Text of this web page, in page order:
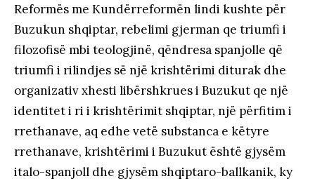
Reformës me Kundërreformën lindi kushte për
Buzukun shqiptar, rebelimi gjerman qe triumfi i
filozofisë mbi teologjinë, qëndresa spanjolle që
triumfi i rilindjes së një krishtërimi diturak dhe
organizativ xhesti libërshkrues i Buzukut qe një
identitet i ri i krishtërimit shqiptar, një përfitim i
rrethanave, aq edhe vetë substanca e këtyre
rrethanave, krishtërimi i Buzukut është gjysëm
italo-spanjoll dhe gjysëm shqiptaro-ballkanik, ky